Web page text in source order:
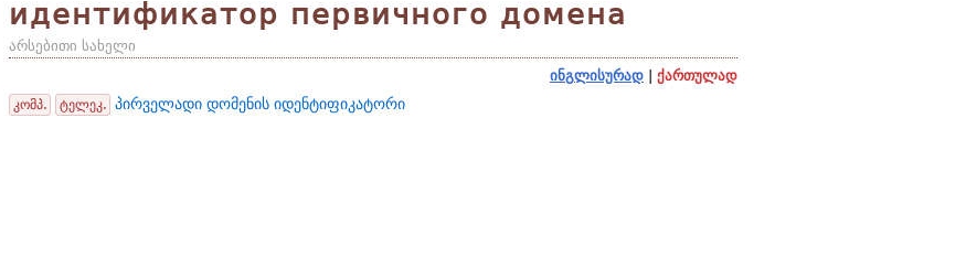
идентификатор первичного домена
არსებითი სახელი
ინგლისურად
ქართულად
კომპ. ტელეკ. პირველადი დომენის იდენტიფიკატორი